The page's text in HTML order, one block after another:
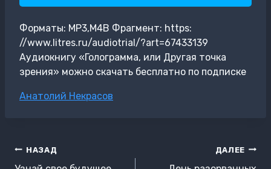
Форматы: MP3,M4B Фрагмент: https:
//www.litres.ru/audiotrial/?art=67433139
Аудиокнигу «Голограмма, или Другая точка
зрения» можно скачать бесплатно по подписке
Метки
Анатолий Некрасов
Навигация
НАЗАД ДАЛЕЕ